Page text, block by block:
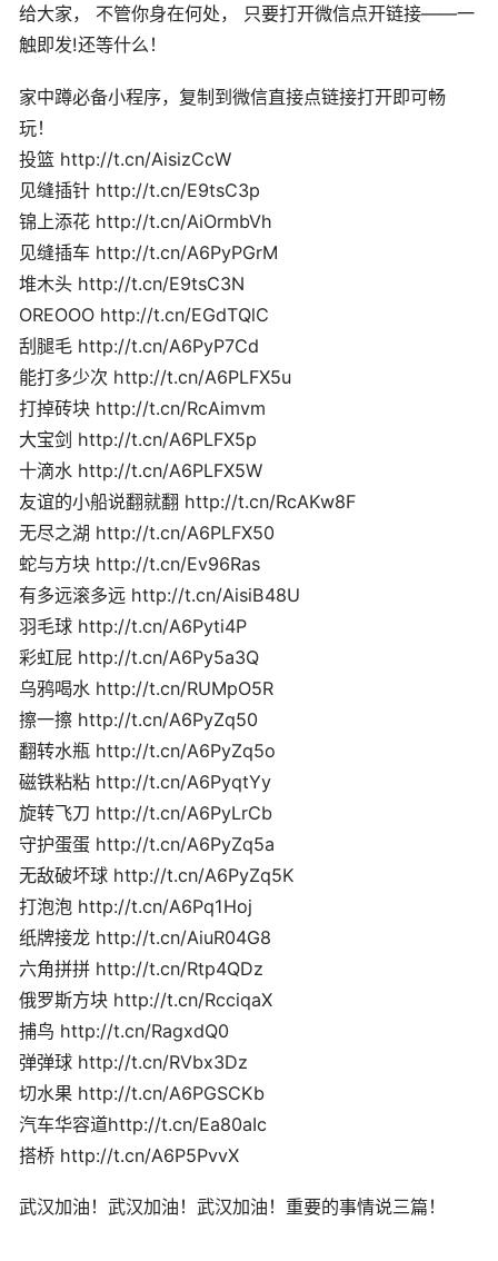
给大家， 不管你身在何处， 只要打开微信点开链接——一
触即发!还等什么！
家中蹲必备小程序，复制到微信直接点链接打开即可畅
玩！
投篮 http://t.cn/AisizCcW
见缝插针 http://t.cn/E9tsC3p
锦上添花 http://t.cn/AiOrmbVh
见缝插车 http://t.cn/A6PyPGrM
堆木头 http://t.cn/E9tsC3N
OREOOO http://t.cn/EGdTQlC
刮腿毛 http://t.cn/A6PyP7Cd
能打多少次 http://t.cn/A6PLFX5u
打掉砖块 http://t.cn/RcAimvm
大宝剑 http://t.cn/A6PLFX5p
十滴水 http://t.cn/A6PLFX5W
友谊的小船说翻就翻 http://t.cn/RcAKw8F
无尽之湖 http://t.cn/A6PLFX50
蛇与方块 http://t.cn/Ev96Ras
有多远滚多远 http://t.cn/AisiB48U
羽毛球 http://t.cn/A6Pyti4P
彩虹屁 http://t.cn/A6Py5a3Q
乌鸦喝水 http://t.cn/RUMpO5R
擦一擦 http://t.cn/A6PyZq50
翻转水瓶 http://t.cn/A6PyZq5o
磁铁粘粘 http://t.cn/A6PyqtYy
旋转飞刀 http://t.cn/A6PyLrCb
守护蛋蛋 http://t.cn/A6PyZq5a
无敌破坏球 http://t.cn/A6PyZq5K
打泡泡 http://t.cn/A6Pq1Hoj
纸牌接龙 http://t.cn/AiuR04G8
六角拼拼 http://t.cn/Rtp4QDz
俄罗斯方块 http://t.cn/RcciqaX
捕鸟 http://t.cn/RagxdQ0
弹弹球 http://t.cn/RVbx3Dz
切水果 http://t.cn/A6PGSCKb
汽车华容道http://t.cn/Ea80aIc
搭桥 http://t.cn/A6P5PvvX
武汉加油！武汉加油！武汉加油！重要的事情说三篇！